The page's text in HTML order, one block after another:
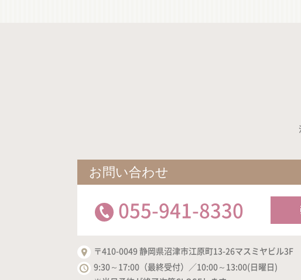
お問い合わせ
055-941-8330
〒410-0049 静岡県沼津市江原町13-26マスミヤビル3F
9:30～17:00（最終受付）／10:00～13:00(日曜日)